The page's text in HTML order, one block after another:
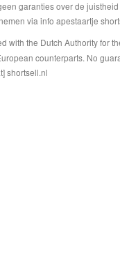
garanties over de
via info apestaartje
with the Dutch Authority for
counterparts. No
shortsell.nl